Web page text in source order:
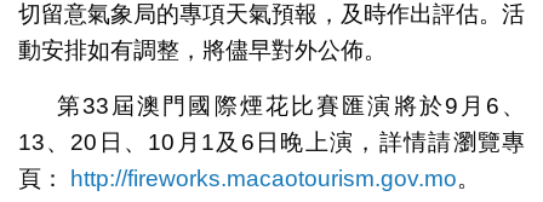
切留意氣象局的專項天氣預報，及時作出評估。活
動安排如有調整，將儘早對外公佈。
第33屆澳門國際煙花比賽匯演將於9月6、
13、20日、10月1及6日晚上演，詳情請瀏覽專
頁：
http://fireworks.macaotourism.gov.mo。